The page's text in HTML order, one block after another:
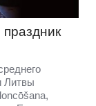
праздник
Литвы